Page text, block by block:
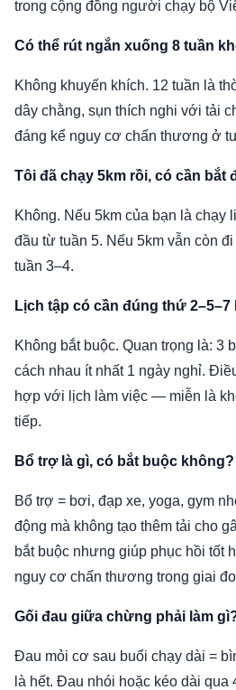
trong cộng đồng người chạy bộ
Có thể rút ngắn xuống 8 tuần
Không khuyến khích. 12 tuần là
dây chằng, sụn thích nghi với tải
đáng kể nguy cơ chấn thương ở
Tôi đã chạy 5km rồi, có cần bắt
Không. Nếu 5km của bạn là chạy
đầu từ tuần 5. Nếu 5km vẫn còn
tuần 3–4.
Lịch tập có cần đúng thứ 2–5–7
Không bắt buộc. Quan trọng là: 3
cách nhau ít nhất 1 ngày nghỉ.
hợp với lịch làm việc — miễn là
tiếp.
Bổ trợ là gì, có bắt buộc không?
Bổ trợ = bơi, đạp xe, yoga, gym
động mà không tạo thêm tải cho
bắt buộc nhưng giúp phục hồi tốt
nguy cơ chấn thương trong giai
Gối đau giữa chừng phải làm
Đau mỏi cơ sau buổi chạy dài =
là hết. Đau nhói hoặc kéo dài